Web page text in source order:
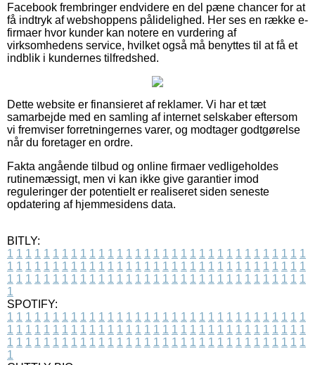
Facebook frembringer endvidere en del pæne chancer for at
få indtryk af webshoppens pålidelighed. Her ses en række e-
firmaer hvor kunder kan notere en vurdering af
virksomhedens service, hvilket også må benyttes til at få et
indblik i kundernes tilfredshed.
Dette website er finansieret af reklamer. Vi har et tæt
samarbejde med en samling af internet selskaber eftersom
vi fremviser forretningernes varer, og modtager godtgørelse
når du foretager en ordre.
Fakta angående tilbud og online firmaer vedligeholdes
rutinemæssigt, men vi kan ikke give garantier imod
reguleringer der potentielt er realiseret siden seneste
opdatering af hjemmesidens data.
BITLY:
1 1 1 1 1 1 1 1 1 1 1 1 1 1 1 1 1 1 1 1 1 1 1 1 1 1 1 1 1 1 1 1 1
1 1 1 1 1 1 1 1 1 1 1 1 1 1 1 1 1 1 1 1 1 1 1 1 1 1 1 1 1 1 1 1 1
1 1 1 1 1 1 1 1 1 1 1 1 1 1 1 1 1 1 1 1 1 1 1 1 1 1 1 1 1 1 1 1 1
1
SPOTIFY:
1 1 1 1 1 1 1 1 1 1 1 1 1 1 1 1 1 1 1 1 1 1 1 1 1 1 1 1 1 1 1 1 1
1 1 1 1 1 1 1 1 1 1 1 1 1 1 1 1 1 1 1 1 1 1 1 1 1 1 1 1 1 1 1 1 1
1 1 1 1 1 1 1 1 1 1 1 1 1 1 1 1 1 1 1 1 1 1 1 1 1 1 1 1 1 1 1 1 1
1